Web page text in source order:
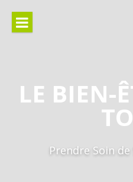
contenu
LE BIEN-
Prendre Soin